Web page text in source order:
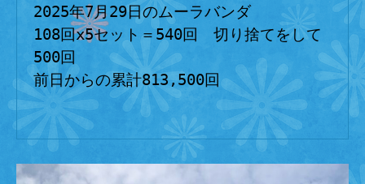
2025年7月29日のムーラバンダ
108回x5セット＝540回　切り捨てをして
500回
前日からの累計813,500回